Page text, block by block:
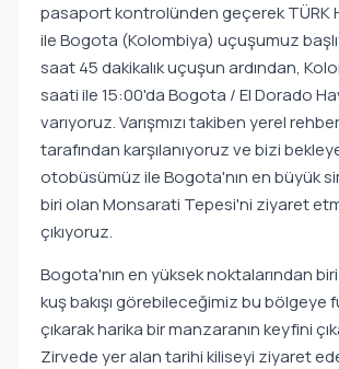
pasaport kontrolünden geçerek TÜRK
ile Bogota (Kolombiya) uçuşumuz
saat 45 dakikalık uçuşun ardından,
saati ile 15:00'da Bogota / El Dorado
varıyoruz. Varışmızı takiben yerel
tarafından karşılanıyoruz ve bizi
otobüsümüz ile Bogota'nın en büyük
biri olan Monsarati Tepesi'ni ziyaret
çıkıyoruz.
Bogota'nın en yüksek noktalarından
kuş bakışı görebileceğimiz bu bölgeye
çıkarak harika bir manzaranın keyfini
Zirvede yer alan tarihi kiliseyi ziyaret